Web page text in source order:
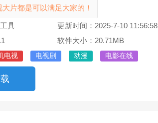
片都是可以满足大家的！
具
更新时间：2025-7-10 11:56:58
软件大小：20.71MB
电视 电视剧 动漫 电影在线